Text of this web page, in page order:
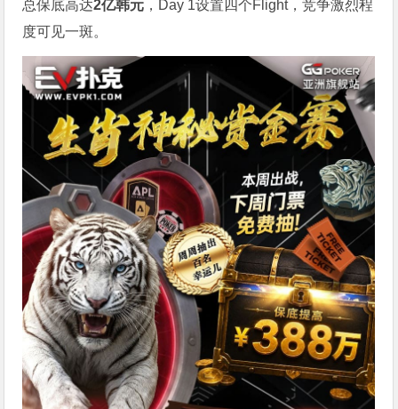
总保底高达2亿韩元 ，Day 1设置四个Flight，竞争激烈程
度可见一斑。